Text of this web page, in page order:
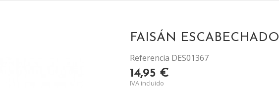
FAISÁN ESCABECHADO
Referencia DES01367
14,95 €
IVA incluido